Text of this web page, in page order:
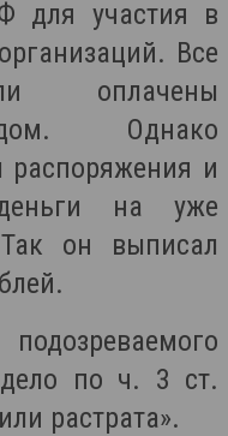
для участия в
Все
оплачены
Однако
распоряжения и
на уже
он выписал
дело по ч. 3 ст.
растрата».